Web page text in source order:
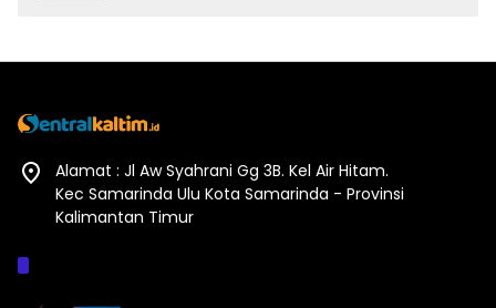
Alamat : Jl Aw Syahrani Gg 3B. Kel Air Hitam.
Kec Samarinda Ulu Kota Samarinda - Provinsi
Kalimantan Timur